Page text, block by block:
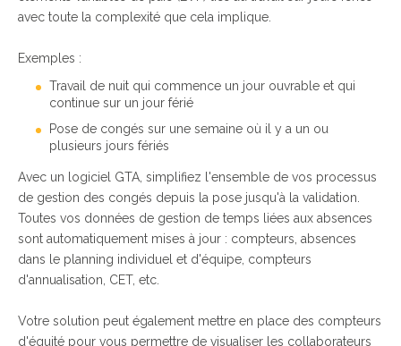
avec toute la complexité que cela implique.
Exemples :
Travail de nuit qui commence un jour ouvrable et qui
continue sur un jour férié
Pose de congés sur une semaine où il y a un ou
plusieurs jours fériés
Avec un logiciel GTA, simplifiez l'ensemble de vos processus
de gestion des congés depuis la pose jusqu'à la validation.
Toutes vos données de gestion de temps liées aux absences
sont automatiquement mises à jour : compteurs, absences
dans le planning individuel et d'équipe, compteurs
d'annualisation, CET, etc.
Votre solution peut également mettre en place des compteurs
d'équité pour vous permettre de visualiser les collaborateurs